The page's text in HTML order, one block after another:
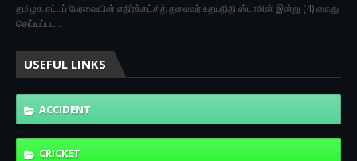
தமிழக சட்டப் பேரவையின் எதிர்க்கட்சித் தலைவர் உதயநிதி ஸ்டாலின் இன்று (4) கைது
செய்யப்பட…
USEFUL LINKS
ACCIDENT
CRICKET